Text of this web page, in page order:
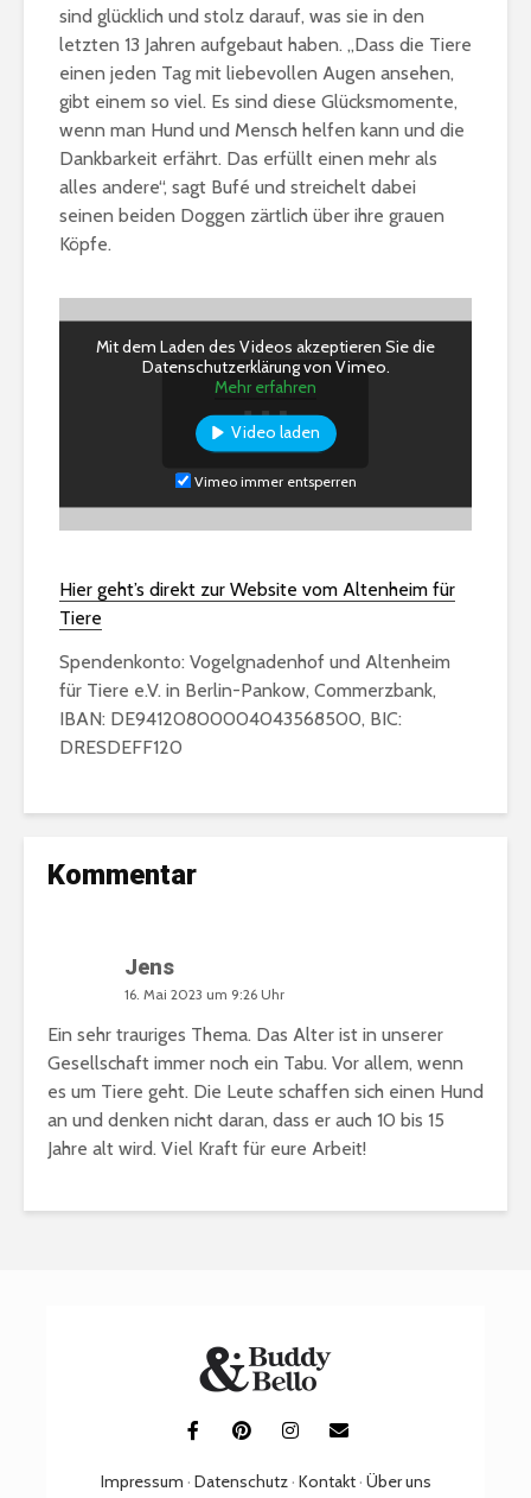
sind glücklich und stolz darauf, was sie in den
letzten 13 Jahren aufgebaut haben. „Dass die Tiere
einen jeden Tag mit liebevollen Augen ansehen,
gibt einem so viel. Es sind diese Glücksmomente,
wenn man Hund und Mensch helfen kann und die
Dankbarkeit erfährt. Das erfüllt einen mehr als
alles andere“, sagt Bufé und streichelt dabei
seinen beiden Doggen zärtlich über ihre grauen
Köpfe.
Mit dem Laden des Videos akzeptieren Sie die
Datenschutzerklärung von Vimeo.
Mehr erfahren
Video laden
Vimeo immer entsperren
Hier geht’s direkt zur Website vom Altenheim für
Tiere
Spendenkonto: Vogelgnadenhof und Altenheim
für Tiere e.V. in Berlin-Pankow, Commerzbank,
IBAN: DE94120800004043568500, BIC:
DRESDEFF120
Kommentar
Jens
16. Mai 2023 um 9:26 Uhr
Ein sehr trauriges Thema. Das Alter ist in unserer
Gesellschaft immer noch ein Tabu. Vor allem, wenn
es um Tiere geht. Die Leute schaffen sich einen Hund
an und denken nicht daran, dass er auch 10 bis 15
Jahre alt wird. Viel Kraft für eure Arbeit!
Impressum · Datenschutz· Kontakt· Über uns